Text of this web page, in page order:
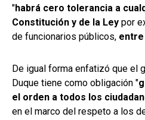
"habrá cero tolerancia a
Constitución y de la Ley por
de funcionarios públicos, entre
De igual forma enfatizó que el
Duque tiene como obligación "
el orden a todos los
en el marco del respeto a los